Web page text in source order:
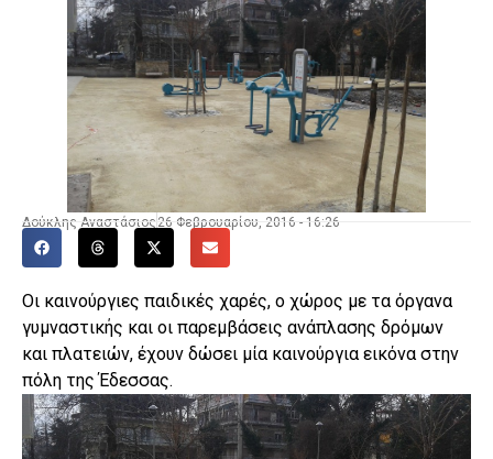
Δούκλης Αναστάσιος 26 Φεβρουαρίου, 2016 - 16:26
Οι καινούργιες παιδικές χαρές, ο χώρος με τα όργανα
γυμναστικής και οι παρεμβάσεις ανάπλασης δρόμων
και πλατειών, έχουν δώσει μία καινούργια εικόνα στην
πόλη της Έδεσσας.